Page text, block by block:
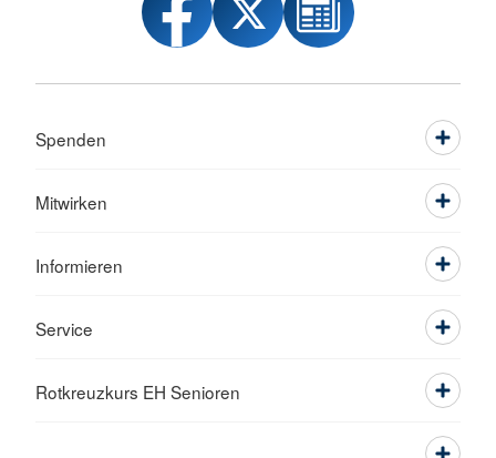
Spenden
Mitwirken
Informieren
Service
Rotkreuzkurs EH Senioren